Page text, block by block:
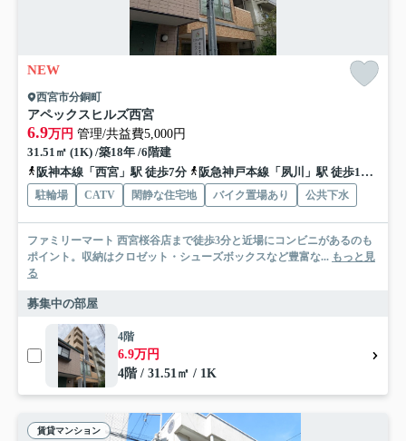
NEW
西宮市分銅町
アペックスヒルズ西宮
6.9万円 管理/共益費5,000円
31.51㎡ (1K) /築18年 /6階建
阪神本線「西宮」駅 徒歩7分
阪急神戸本線「夙川」駅 徒歩13分
駐輪場 CATV 閑静な住宅地 バイク置場あり 公共下水
ファミリーマート 西宮桜谷店まで徒歩3分と近場にコンビニがあるのも
ポイント。収納はクロゼット・シューズボックスなど豊富な... もっと見
る
募集中の部屋
4階
6.9万円
4階 / 31.51㎡ / 1K
賃貸マンション